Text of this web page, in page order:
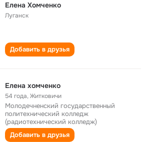
Елена Хомченко
Луганск
Добавить в друзья
Eлена хомченко
54 года,Житковичи
Молодечненский государственный
политехнический колледж
(радиотехнический колледж)
Добавить в друзья